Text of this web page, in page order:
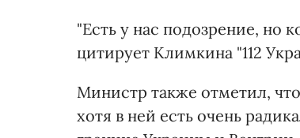
"Есть у нас подозрение, но
цитирует Климкина "112
Министр также отметил,
хотя в ней есть очень